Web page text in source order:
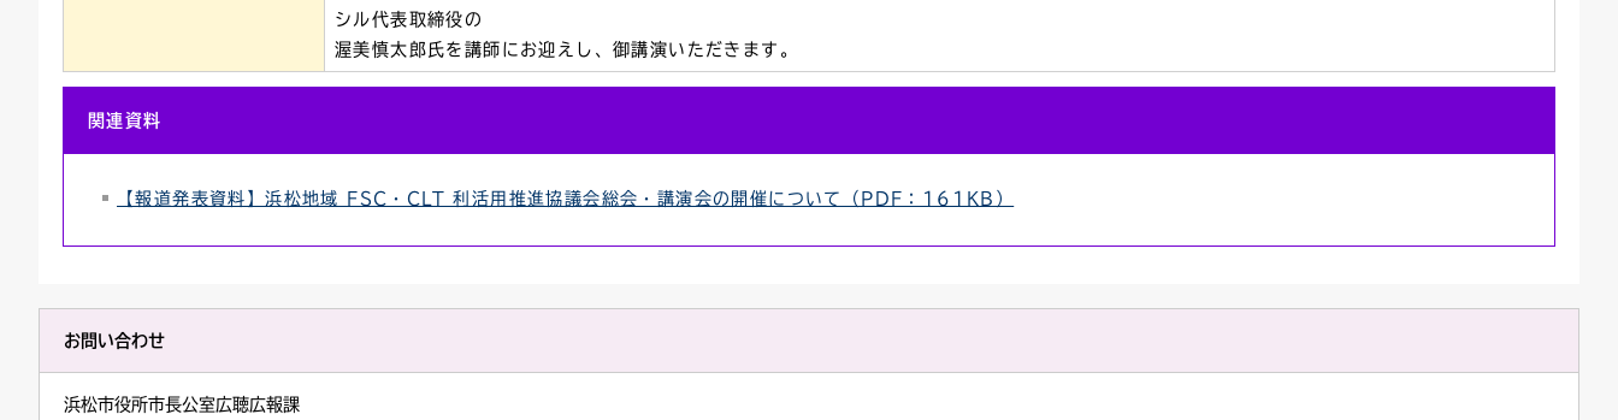
シル代表取締役の
渥美慎太郎氏を講師にお迎えし、御講演いただきます。
関連資料
【報道発表資料】浜松地域 FSC・CLT 利活用推進協議会総会・講演会の開催について（PDF：161KB）
お問い合わせ
浜松市役所市長公室広聴広報課